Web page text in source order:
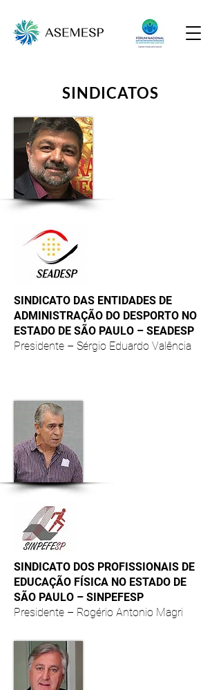
SINDICATOS
SINDICATO DAS ENTIDADES DE
ADMINISTRAÇÃO DO DESPORTO NO
ESTADO DE SÃO PAULO – SEADESP
Presidente – Sérgio Eduardo Valência
SINDICATO DOS PROFISSIONAIS DE
EDUCAÇÃO FÍSICA NO ESTADO DE
SÃO PAULO – SINPEFESP
Presidente – Rogério Antonio Magri